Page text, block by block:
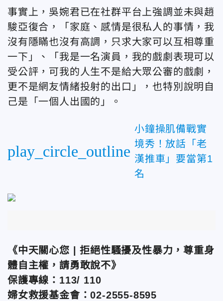
事實上，吳婉君已在社群平台上強調並未與趙
駿亞復合 ，
「家庭、感情是很私人的事情，我
沒有隱瞞也沒有高調，只求大家可以互相尊重
一下」、「我是一名演員，我的戲劇表現可以
受公評，可我的人生不是給大眾公審的戲劇，
更不是網友情緒投射的出口」，也特別說明自
己是「一個人出國的」。
play_circle_outline
小鐘操肌備戰實
境秀！放話「老
漢推車」要當第1
名
《中天關心您 | 拒絕性騷擾及性暴力，尊重身
體自主權，請勇敢說不》
保護專線：113/ 110
婦女救援基金會：02-2555-8595